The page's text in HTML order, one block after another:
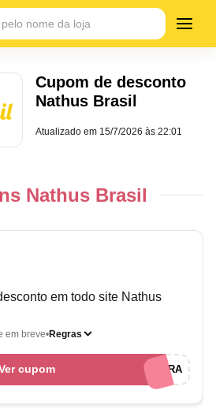
Cupom de desconto
Nathus Brasil
Atualizado em 15/7/2026 às 22:01
Nathus Brasil
em todo site Nathus
em breve Regras
cupom PRIMEIRA